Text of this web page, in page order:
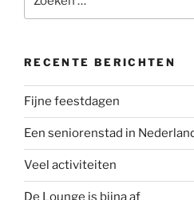
naar:
RECENTE BERICHTEN
Fijne feestdagen
Een seniorenstad in
Veel activiteiten
De Lounge is bijna af